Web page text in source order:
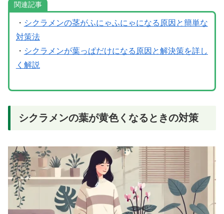
関連記事
・ シクラメンの茎がふにゃふにゃになる原因と簡単な
対策法
・ シクラメンが葉っぱだけになる原因と解決策を詳し
く解説
シクラメンの葉が黄色くなるときの対策